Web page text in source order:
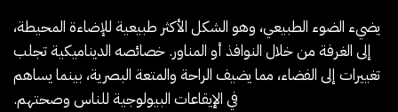
يضيء الضوء الطبيعي، وهو الشكل الأكثر طبيعية للإضاءة المحيطة،
إلى الغرفة من خلال النوافذ أو المناور. خصائصه الديناميكية تجلب
تغييرات إلى الفضاء، مما يضيف الراحة والمتعة البصرية، بينما يساهم
في الإيقاعات البيولوجية للناس وصحتهم.